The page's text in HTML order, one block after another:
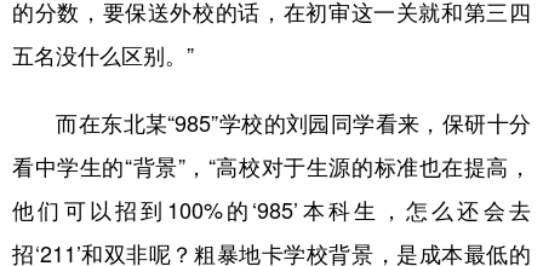
的分数，要保送外校的话，在初审这一关就和第三四
五名没什么区别。”
而在东北某“985”学校的刘园同学看来，保研十分
看中学生的“背景”，“高校对于生源的标准也在提高，
他们可以招到100%的‘985’本科生，怎么还会去
招‘211’和双非呢？粗暴地卡学校背景，是成本最低的